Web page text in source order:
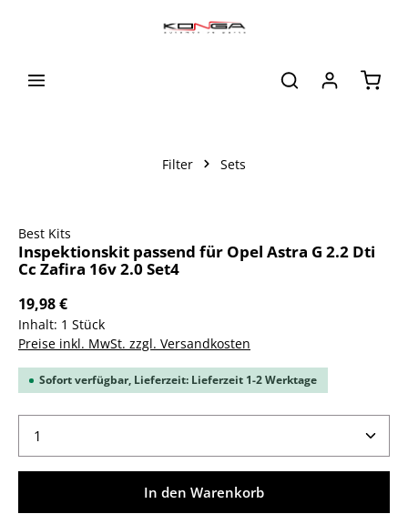
Filter Sets
Best Kits
Inspektionskit passend für Opel Astra G 2.2 Dti
Cc Zafira 16v 2.0 Set4
19,98 €
Inhalt: 1 Stück
Preise inkl. MwSt. zzgl. Versandkosten
Sofort verfügbar, Lieferzeit: Lieferzeit 1-2 Werktage
Produkt Anzahl: Gib den gewünschten Wert ein
In den Warenkorb